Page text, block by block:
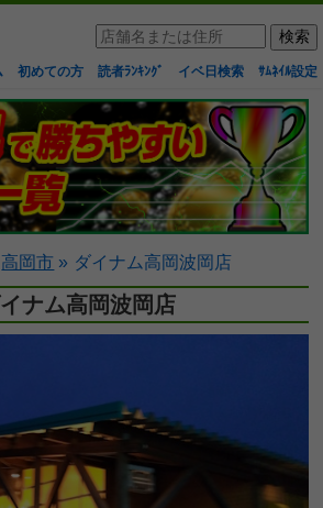
初めての方 読者ﾗﾝｷﾝｸﾞ イベ日検索 ｻﾑﾈｲﾙ設定
高岡市 » ダイナム高岡波岡店
ナム高岡波岡店